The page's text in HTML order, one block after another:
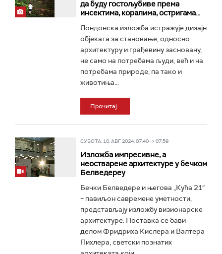
да буду гостољубиве према
инсектима, коралима, остригама...
Лондонска изложба истражује дизајн
објеката за становање, односно
архитектуру и грађевину засновану,
не само на потребама људи, већ и на
потребама природе, па тако и
животиња...
Прочитај
СУБОТА, 10. АВГ 2024, 07:40 -> 07:59
Изложба импресивне, а
неостварене архитектуре у бечком
Белведереу
Бечки Белведере и његова „Кућа 21“
– павиљон савремене уметности,
представљају изложбу визионарске
архитектуре. Поставка се бави
делом Фридриха Кислера и Валтера
Пихлера, светски познатих